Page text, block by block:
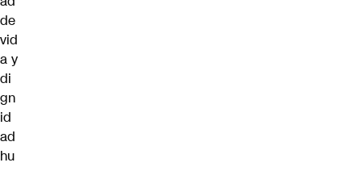
de
vid
a y
di
gn
id
ad
hu